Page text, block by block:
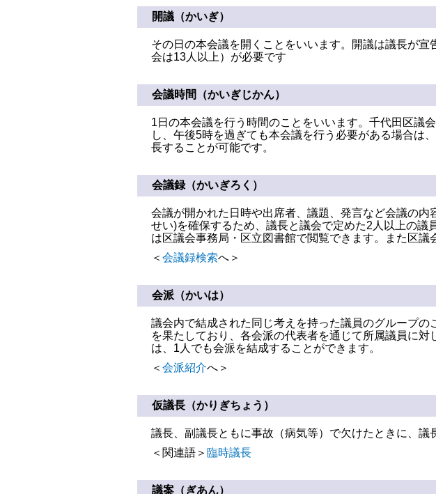
開議（かいぎ）
その日の本会議を開くことをいいます。開議は議長が
会は13人以上）が必要です
会議時間（かいぎじかん）
1日の本会議を行う時間のことをいいます。千代田区議
し、午後5時を過ぎても本会議を行う必要がある場合は
長することが可能です。
会議録（かいぎろく）
会議が開かれた日時や出席者、議題、発言など会議の
せい)を確保するため、議長と議会で定めた2人以上の
は区議会事務局・区立図書館で閲覧できます。また区議
＜ 会議録検索へ＞
会派（かいは）
議会内で結成された同じ考えを持った議員のグループ
を果たしており、各会派の代表者を通じて所属議員に
は、1人でも会派を結成することができます。
＜ 会派紹介へ＞
仮議長（かりぎちょう）
議長、副議長ともに事故（病気等）で欠けたときに、議
＜関連語＞ 臨時議長
議案（ぎあん）